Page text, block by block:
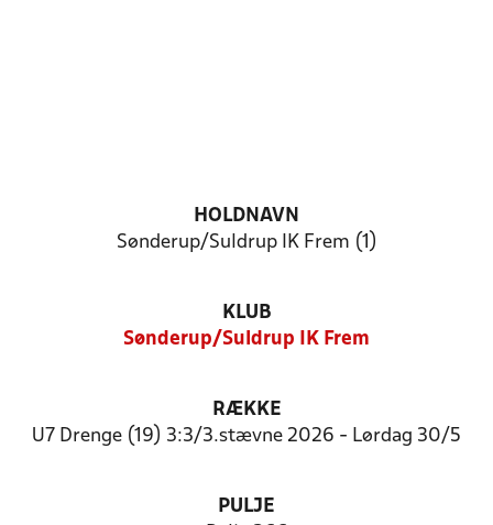
HOLDNAVN
Sønderup/Suldrup IK Frem (1)
KLUB
Sønderup/Suldrup IK Frem
RÆKKE
U7 Drenge (19) 3:3/3.stævne 2026 - Lørdag 30/5
PULJE